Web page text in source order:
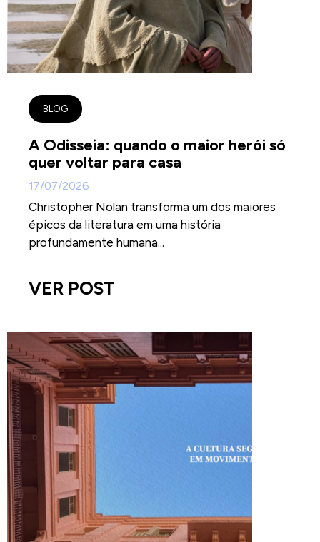
BLOG
A Odisseia: quando o maior herói só
quer voltar para casa
17/07/2026
Christopher Nolan transforma um dos maiores
épicos da literatura em uma história
profundamente humana...
VER POST